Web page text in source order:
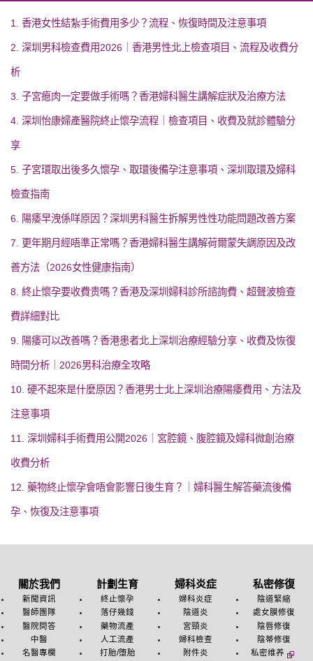
1. 香港女性結紮手術費用多少？流程、恢復時間及注意事項
2. 深圳男科檢查費用2026｜香港男性北上檢查項目、流程及收費分
析
3. 子宮瘜肉一定要做手術嗎？香港婦科醫生講解症狀及治療方法
4. 深圳怡康婦產醫院終止懷孕流程｜檢查項目、收費及就診體驗分
享
5. 子宮環取出後多久懷孕、取環後備孕注意事項、深圳取環及婦科
檢查指南
6. 陽痿早洩係咩原因？深圳男科醫生拆解男性性功能問題改善方案
7. 更年期月經唔準正常嗎？香港婦科醫生講解荷爾蒙失調原因及改
善方法（2026女性健康指南）
8. 終止懷孕要收費贵嗎？香港及深圳婦科診所諮詢費、超聲波檢查
費詳細對比
9. 陽痿可以改善嗎？香港患者北上深圳治療經驗分享、收費及恢復
時間分析｜2026男科治療全攻略
10. 硬不起來是什麼原因？香港男士北上深圳治療陽痿費用、方法及
注意事項
11. 深圳婦科手術費用公開2026｜宮腔鏡、腹腔鏡及婦科微創治療
收費分析
12. 藥物終止懷孕會唔會影響日後生育？｜婦科醫生解答藥流後備
孕、恢復及注意事項
關於我們
新聞資訊
醫師團隊
醫院問答
中醫
名醫專欄
計劃生育
終止懷孕
落仔幾錢
藥物流產
人工流產
打胎/堕胎
婦科炎症
婦科炎症
陰道炎
宮頸炎
婦科檢查
附件炎
私密修復
陰道緊縮
處女膜修復
陰唇修復
陰蒂修復
私密维养